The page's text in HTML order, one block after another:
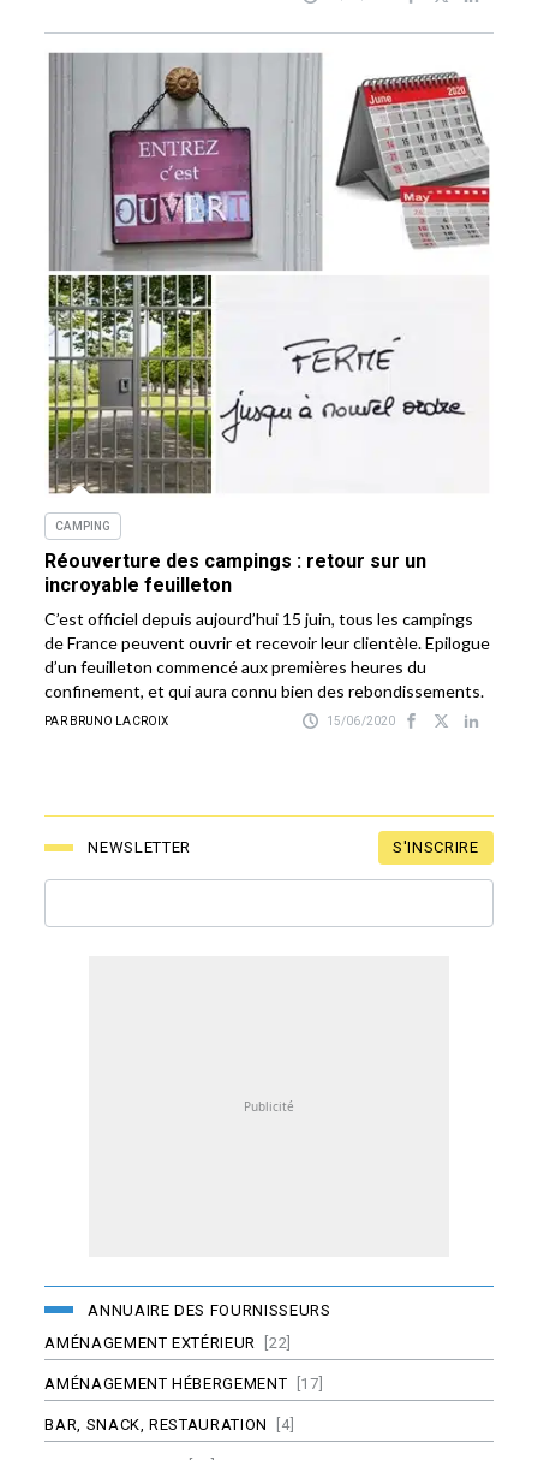
CAMPING
Réouverture des campings : retour sur un
incroyable feuilleton
C’est officiel depuis aujourd’hui 15 juin, tous les campings
de France peuvent ouvrir et recevoir leur clientèle. Epilogue
d’un feuilleton commencé aux premières heures du
confinement, et qui aura connu bien des rebondissements.
PAR BRUNO LACROIX 15/06/2020
NEWSLETTER S'INSCRIRE
ANNUAIRE DES FOURNISSEURS
AMÉNAGEMENT EXTÉRIEUR
[22]
AMÉNAGEMENT HÉBERGEMENT [17]
BAR, SNACK, RESTAURATION [4]